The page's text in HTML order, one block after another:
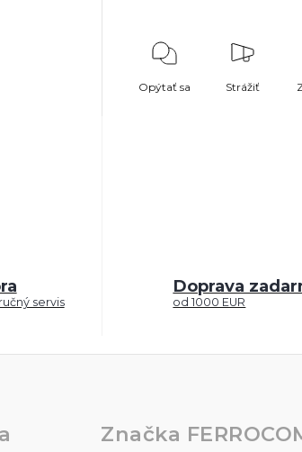
Opýtať sa Strážiť
servis
Doprava
od 1000 EUR
Značka